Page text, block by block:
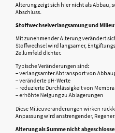
Alterung zeigt sich hier nicht als Abbau,
Abschluss.
Stoffwechselverlangsamung und
Mit zunehmender Alterung verändert
Stoffwechsel wird langsamer,
Zellumfeld dichter.
Typische Veränderungen sind:
– verlangsamter Abtransport von
– veränderte pH-Werte
– reduzierte Durchlässigkeit von
– erhöhte Neigung zu Ablagerungen
Diese Milieuveränderungen wirken
Anpassung wird anstrengender,
Alterung als Summe nicht